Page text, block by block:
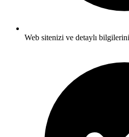
Web sitenizi ve detaylı